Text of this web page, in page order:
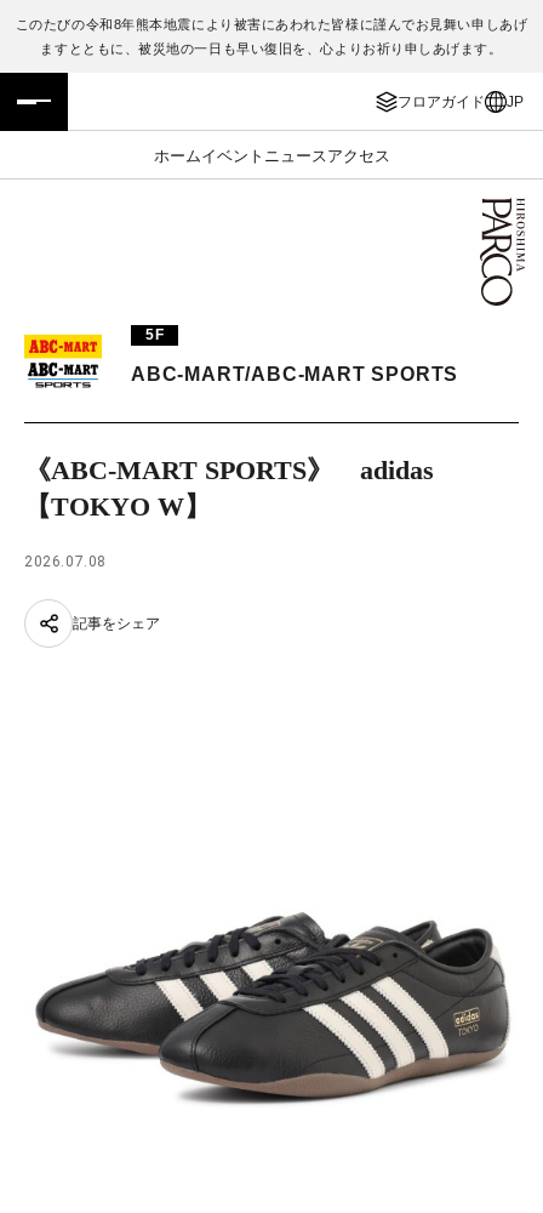
このたびの令和8年熊本地震により被害にあわれた皆様に謹んでお見舞い申しあげ
ますとともに、被災地の一日も早い復旧を、心よりお祈り申しあげます。
フロアガイド JP
ホームイベント ニュース アクセス
フロアガイド
施設案内・アクセス
TAX FREE
JP
ENGLISH
繁体字
日本語
5F
ABC-MART/ABC-MART SPORTS
《ABC-MART SPORTS》 adidas
【TOKYO W】
2026.07.08
記事をシェア